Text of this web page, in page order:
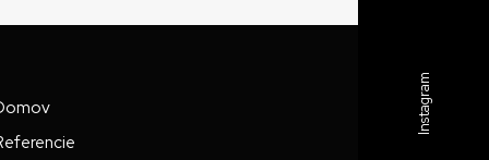
Instagram